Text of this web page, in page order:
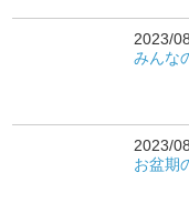
2023/
みんな
2023/
お盆期